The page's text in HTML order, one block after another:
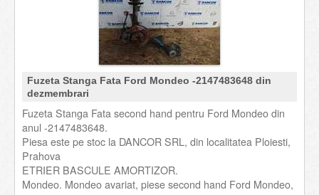
Fuzeta Stanga Fata Ford Mondeo -2147483648 din
dezmembrari
Fuzeta Stanga Fata second hand pentru Ford Mondeo din
anul -2147483648.
Piesa este pe stoc la DANCOR SRL, din localitatea Ploiesti,
Prahova
ETRIER BASCULE AMORTIZOR.
Mondeo. Mondeo avariat, piese second hand Ford Mondeo,